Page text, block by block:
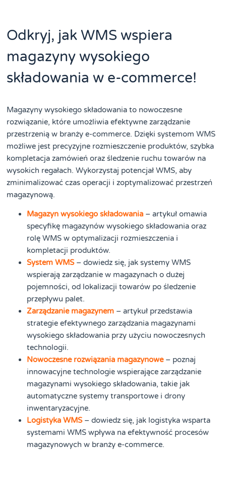
Odkryj, jak WMS wspiera
magazyny wysokiego
składowania w e-commerce!
Magazyny wysokiego składowania to nowoczesne
rozwiązanie, które umożliwia efektywne zarządzanie
przestrzenią w branży e-commerce. Dzięki systemom WMS
możliwe jest precyzyjne rozmieszczenie produktów, szybka
kompletacja zamówień oraz śledzenie ruchu towarów na
wysokich regałach. Wykorzystaj potencjał WMS, aby
zminimalizować czas operacji i zoptymalizować przestrzeń
magazynową.
Magazyn wysokiego składowania – artykuł omawia
specyfikę magazynów wysokiego składowania oraz
rolę WMS w optymalizacji rozmieszczenia i
kompletacji produktów.
System WMS– dowiedz się, jak systemy WMS
wspierają zarządzanie w magazynach o dużej
pojemności, od lokalizacji towarów po śledzenie
przepływu palet.
Zarządzanie magazynem – artykuł przedstawia
strategie efektywnego zarządzania magazynami
wysokiego składowania przy użyciu nowoczesnych
technologii.
Nowoczesne rozwiązania magazynowe– poznaj
innowacyjne technologie wspierające zarządzanie
magazynami wysokiego składowania, takie jak
automatyczne systemy transportowe i drony
inwentaryzacyjne.
Logistyka WMS– dowiedz się, jak logistyka wsparta
systemami WMS wpływa na efektywność procesów
magazynowych w branży e-commerce.